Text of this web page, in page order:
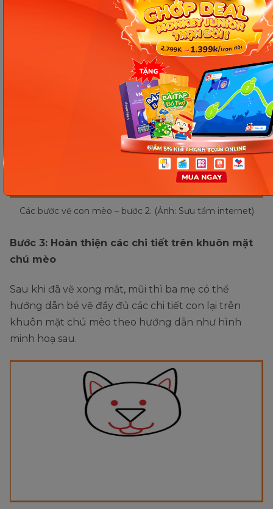
nhỏ. Đôi tai sẽ là hình tam giác xuôi. Lưu ý nên vẽ
phần tai và miệng khác màu với đầu chú mèo nhé.
Các bước vẽ con mèo – bước 2. (Ảnh: Sưu tầm internet)
Bước 3: Hoàn thiện các chi tiết trên khuôn mặt
chú mèo
Sau khi đã vẽ xong mắt, mũi thì ba mẹ có thể
hướng dẫn bé vẽ đầy đủ các chi tiết con lại trên
khuôn mặt chú mèo theo hướng dẫn như hình
minh hoạ sau.